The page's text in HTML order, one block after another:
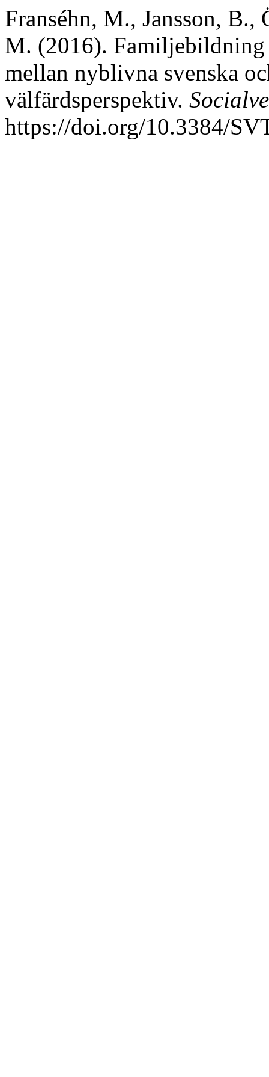
Franséhn, M., Jansson,
M. (2016).
mellan nyblivna svenska
välfärdsperspektiv.
https://doi.org/10.3384/